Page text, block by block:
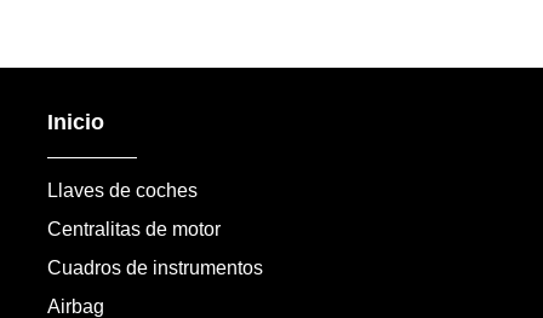
Inicio
Llaves de coches
Centralitas de motor
Cuadros de instrumentos
Airbag